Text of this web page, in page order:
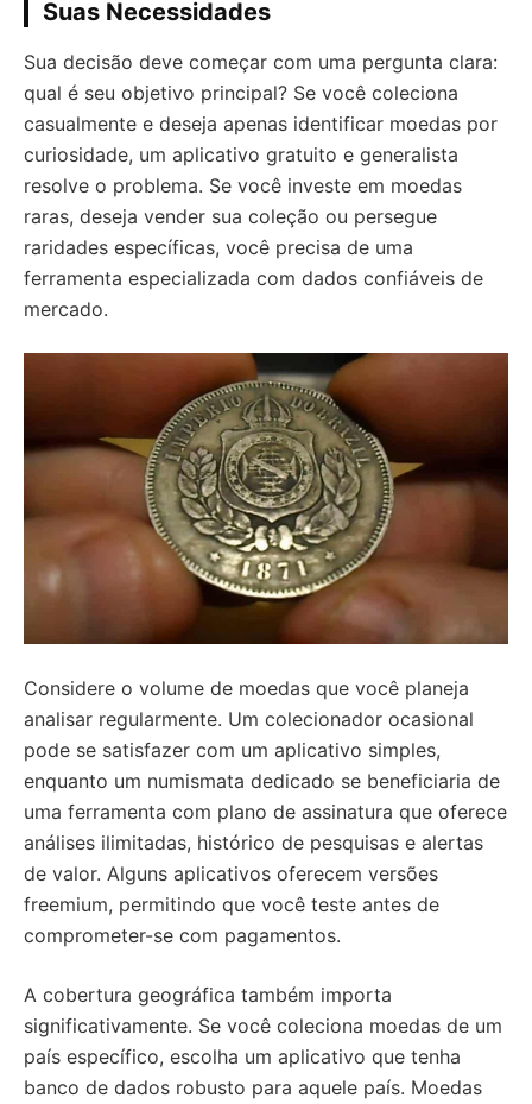
Suas Necessidades
Sua decisão deve começar com uma pergunta clara:
qual é seu objetivo principal? Se você coleciona
casualmente e deseja apenas identificar moedas por
curiosidade, um aplicativo gratuito e generalista
resolve o problema. Se você investe em moedas
raras, deseja vender sua coleção ou persegue
raridades específicas, você precisa de uma
ferramenta especializada com dados confiáveis de
mercado.
Considere o volume de moedas que você planeja
analisar regularmente. Um colecionador ocasional
pode se satisfazer com um aplicativo simples,
enquanto um numismata dedicado se beneficiaria de
uma ferramenta com plano de assinatura que oferece
análises ilimitadas, histórico de pesquisas e alertas
de valor. Alguns aplicativos oferecem versões
freemium, permitindo que você teste antes de
comprometer-se com pagamentos.
A cobertura geográfica também importa
significativamente. Se você coleciona moedas de um
país específico, escolha um aplicativo que tenha
banco de dados robusto para aquele país. Moedas